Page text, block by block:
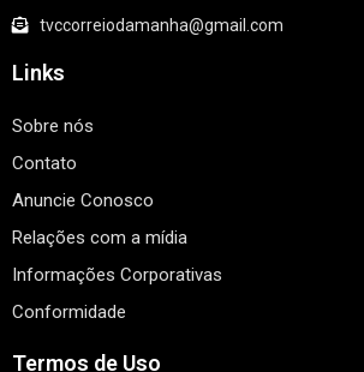
tvccorreiodamanha@gmail.com
Links
Sobre nós
Contato
Anuncie Conosco
Relações com a mídia
Informações Corporativas
Conformidade
Termos de Uso